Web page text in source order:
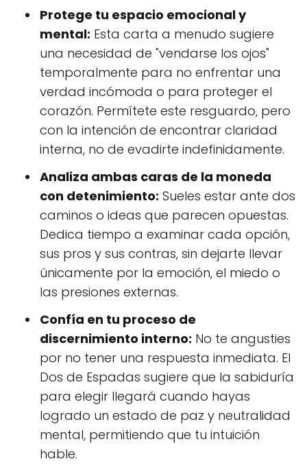
Protege tu espacio emocional y
mental: Esta carta a menudo sugiere
una necesidad de "vendarse los ojos"
temporalmente para no enfrentar una
verdad incómoda o para proteger el
corazón. Permítete este resguardo, pero
con la intención de encontrar claridad
interna, no de evadirte indefinidamente.
Analiza ambas caras de la moneda
con detenimiento: Sueles estar ante dos
caminos o ideas que parecen opuestas.
Dedica tiempo a examinar cada opción,
sus pros y sus contras, sin dejarte llevar
únicamente por la emoción, el miedo o
las presiones externas.
Confía en tu proceso de
discernimiento interno: No te angusties
por no tener una respuesta inmediata. El
Dos de Espadas sugiere que la sabiduría
para elegir llegará cuando hayas
logrado un estado de paz y neutralidad
mental, permitiendo que tu intuición
hable.